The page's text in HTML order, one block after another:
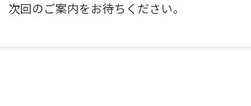
次回のご案内をお待ちください。